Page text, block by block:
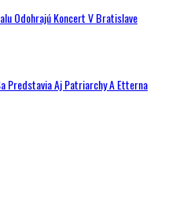
Odohrajú Koncert V Bratislave
Predstavia Aj Patriarchy A Etterna